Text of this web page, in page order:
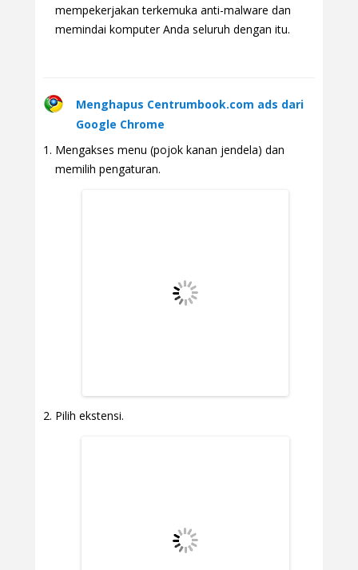
mempekerjakan terkemuka anti-malware dan
memindai komputer Anda seluruh dengan itu.
Menghapus Centrumbook.com ads dari
Google Chrome
Mengakses menu (pojok kanan jendela) dan
memilih pengaturan.
Pilih ekstensi.